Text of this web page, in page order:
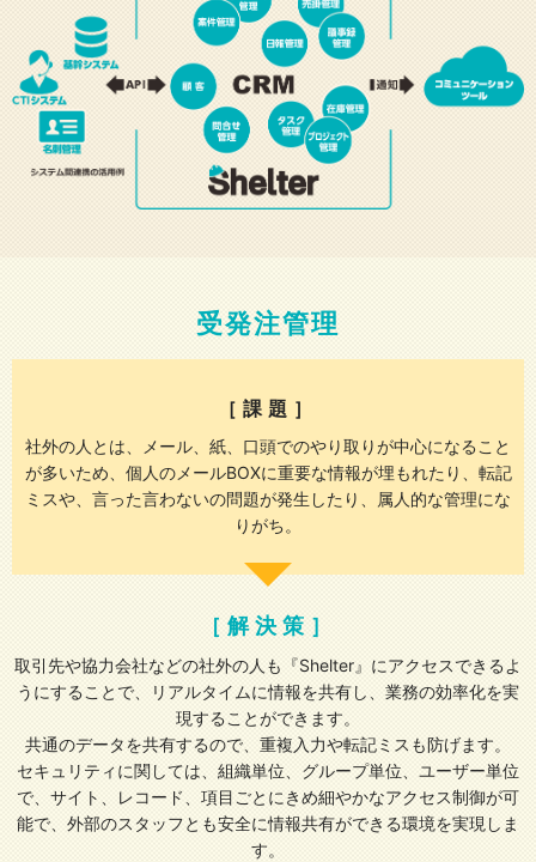
受発注管理
［課題］
社外の人とは、メール、紙、口頭でのやり取りが中心になること
が多いため、 個人のメールBOXに重要な情報が埋もれたり、転記
ミスや、言った言わないの問題が発生したり、属人的な管理にな
りがち。
［解決策］
取引先や協力会社などの社外の人も『Shelter』にアクセスできるよ
うにすることで、リアルタイムに情報を共有し、業務の効率化を実
現することができます。
共通のデータを共有するので、重複入力や転記ミスも防げます。
セキュリティに関しては、組織単位、グループ単位、ユーザー単位
で、サイト、レコード、項目ごとにきめ細やかなアクセス制御が可
能で、外部のスタッフとも安全に情報共有ができる環境を実現しま
す。